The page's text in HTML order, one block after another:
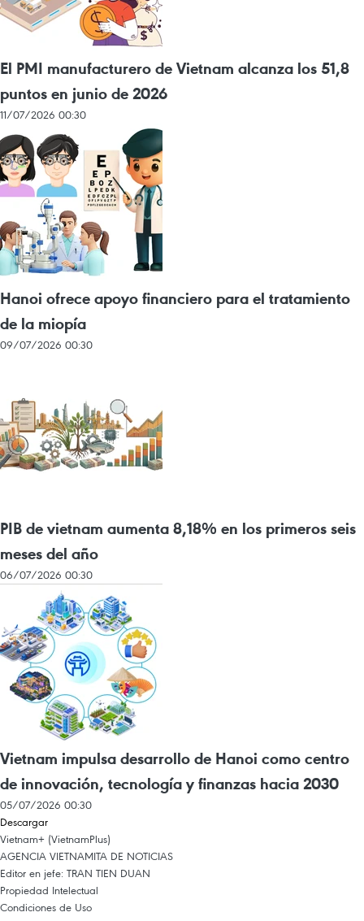
El PMI manufacturero de Vietnam alcanza los 51,8
puntos en junio de 2026
11/07/2026 00:30
Hanoi ofrece apoyo financiero para el tratamiento
de la miopía
09/07/2026 00:30
PIB de vietnam aumenta 8,18% en los primeros seis
meses del año
06/07/2026 00:30
Vietnam impulsa desarrollo de Hanoi como centro
de innovación, tecnología y finanzas hacia 2030
05/07/2026 00:30
Descargar
Vietnam+ (VietnamPlus)
AGENCIA VIETNAMITA DE NOTICIAS
Editor en jefe: TRAN TIEN DUAN
Propiedad Intelectual
Condiciones de Uso